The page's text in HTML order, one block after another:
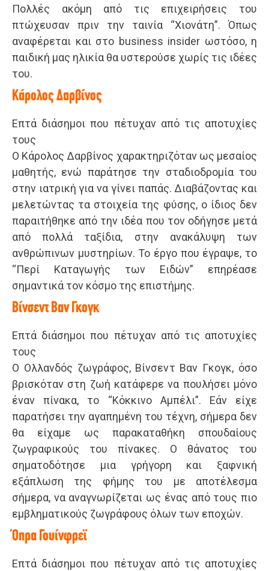
Πολλές ακόμη από τις επιχειρήσεις του
πτώχευσαν πριν την ταινία “Χιονάτη”. Όπως
αναφέρεται και στο business insider ωστόσο, η
παιδική μας ηλικία θα υστερούσε χωρίς τις ιδέες
του.
Κάρολος Δαρβίνος
Επτά διάσημοι που πέτυχαν από τις αποτυχίες
τους
Ο Κάρολος Δαρβίνος χαρακτηριζόταν ως μεσαίος
μαθητής, ενώ παράτησε την σταδιοδρομία του
στην ιατρική για να γίνει παπάς. Διαβάζοντας και
μελετώντας τα στοιχεία της φύσης, ο ίδιος δεν
παραιτήθηκε από την ιδέα που τον οδήγησε μετά
από πολλά ταξίδια, στην ανακάλυψη των
ανθρώπινων μυστηρίων. Το έργο που έγραψε, το
“Περί Καταγωγής των Ειδών” επηρέασε
σημαντικά τον κόσμο της επιστήμης.
Βίνσεντ Βαν Γκογκ
Επτά διάσημοι που πέτυχαν από τις αποτυχίες
τους
Ο Ολλανδός ζωγράφος, Βίνσεντ Βαν Γκογκ, όσο
βρισκόταν στη ζωή κατάφερε να πουλήσει μόνο
έναν πίνακα, το “Κόκκινο Αμπέλι”. Εάν είχε
παρατήσει την αγαπημένη του τέχνη, σήμερα δεν
θα είχαμε ως παρακαταθήκη σπουδαίους
ζωγραφικούς του πίνακες. Ο θάνατος του
σηματοδότησε μια γρήγορη και ξαφνική
εξάπλωση της φήμης του με αποτέλεσμα
σήμερα, να αναγνωρίζεται ως ένας από τους πιο
εμβληματικούς ζωγράφους όλων των εποχών.
Όπρα Γουίνφρεϊ
Επτά διάσημοι που πέτυχαν από τις αποτυχίες